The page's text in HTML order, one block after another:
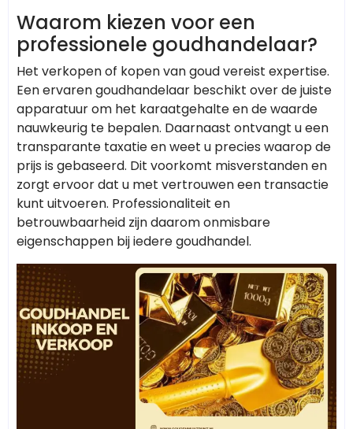
Waarom kiezen voor een
professionele goudhandelaar?
Het verkopen of kopen van goud vereist expertise.
Een ervaren goudhandelaar beschikt over de juiste
apparatuur om het karaatgehalte en de waarde
nauwkeurig te bepalen. Daarnaast ontvangt u een
transparante taxatie en weet u precies waarop de
prijs is gebaseerd. Dit voorkomt misverstanden en
zorgt ervoor dat u met vertrouwen een transactie
kunt uitvoeren. Professionaliteit en
betrouwbaarheid zijn daarom onmisbare
eigenschappen bij iedere goudhandel.